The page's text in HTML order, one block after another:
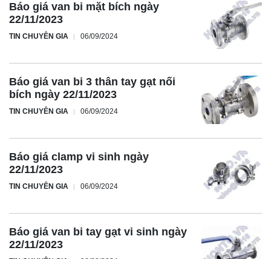
Báo giá van bi mặt bích ngày
22/11/2023
TIN CHUYÊN GIA 06/09/2024
Báo giá van bi 3 thân tay gạt nối
bích ngày 22/11/2023
TIN CHUYÊN GIA 06/09/2024
Báo giá clamp vi sinh ngày
22/11/2023
TIN CHUYÊN GIA 06/09/2024
Báo giá van bi tay gạt vi sinh ngày
22/11/2023